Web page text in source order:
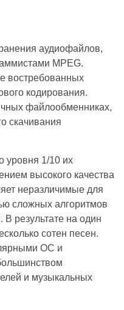
аудиофайлов,
MPEG.
востребованных
кодирования.
файлообменниках,
скачивания
уровня 1/10 их
высокого качества
неразличимые для
сложных алгоритмов
В результате на один
сотен песен.
ОС и
и музыкальных